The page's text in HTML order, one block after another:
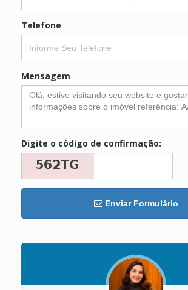
Telefone
Mensagem
Digite o código de confirmação:
Enviar Formulário